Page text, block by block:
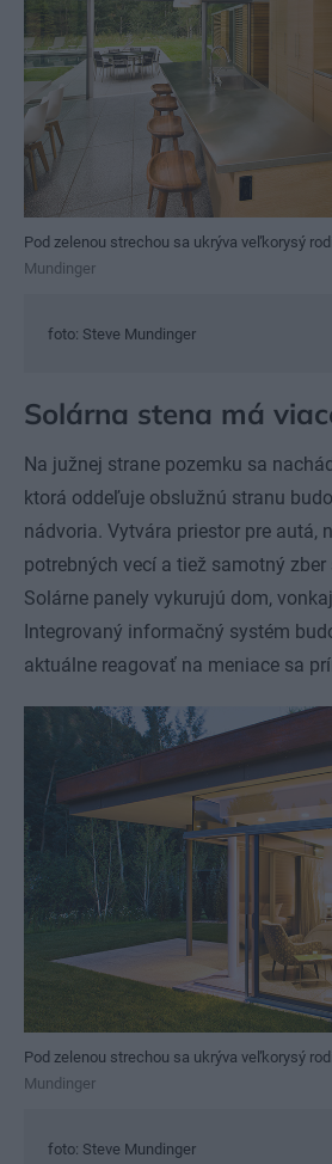
Pod zelenou strechou sa ukrýva veľkorysý
Mundinger
foto: Steve Mundinger
Solárna stena má
Na južnej strane pozemku sa
ktorá oddeľuje obslužnú stranu
nádvoria. Vytvára priestor pre autá,
potrebných vecí a tiež samotný zber
Solárne panely vykurujú dom,
Integrovaný informačný systém
aktuálne reagovať na meniace sa
Pod zelenou strechou sa ukrýva veľkorysý
Mundinger
foto: Steve Mundinger